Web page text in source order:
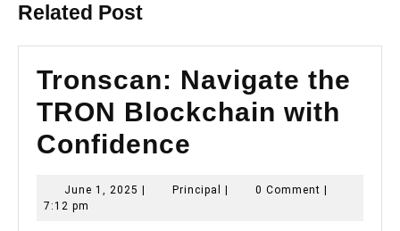
Related Post
Tronscan: Navigate the
TRON Blockchain with
Confidence
Tronscan:
Navigate
June 1, 2025 June
Principal Principal0 Comment
7:12 pm